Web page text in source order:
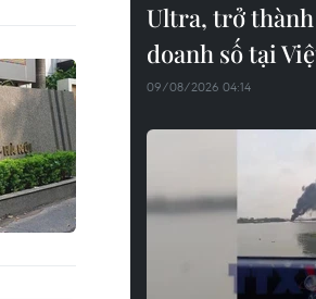
Ultra, trở
doanh số tại
09/08/2026 04:14